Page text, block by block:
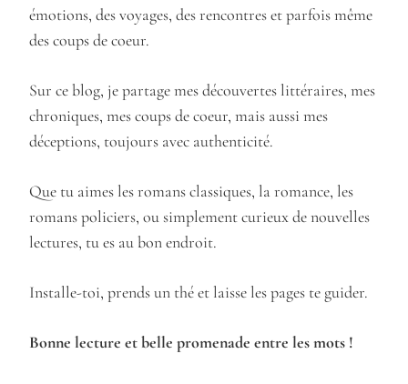
émotions, des voyages, des rencontres et parfois même
des coups de coeur.
Sur ce blog, je partage mes découvertes littéraires, mes
chroniques, mes coups de coeur, mais aussi mes
déceptions, toujours avec authenticité.
Que tu aimes les romans classiques, la romance, les
romans policiers, ou simplement curieux de nouvelles
lectures, tu es au bon endroit.
Installe-toi, prends un thé et laisse les pages te guider.
Bonne lecture et belle promenade entre les mots !